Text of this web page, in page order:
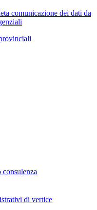
comunicazione dei dati da
di vertice